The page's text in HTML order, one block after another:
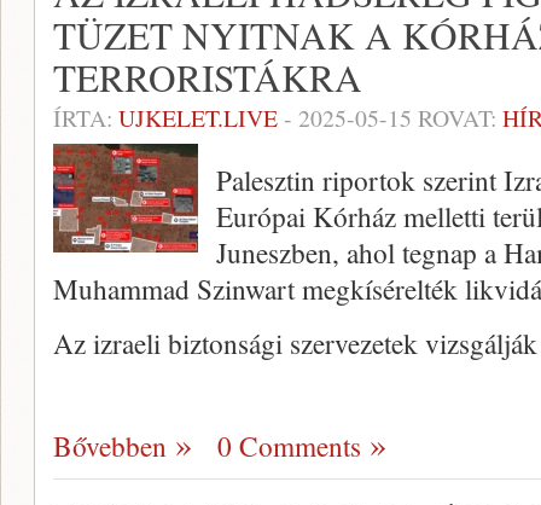
TÜZET NYITNAK A
TERRORISTÁKRA
ÍRTA: UJKELET.LIVE- 2025-05-15 ROVAT:
Palesztin riportok szerint
Európai Kórház melletti
Juneszben, ahol tegnap a
Muhammad Szinwart megkísérelték
Az izraeli biztonsági szervezetek
Bővebben 0 Comments